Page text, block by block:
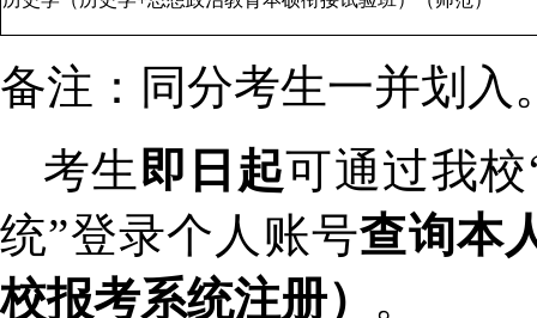
备注：同分考生一并划入
考生即日起可通过我校
统”登录个人账号查询本
校报考系统注册） 。